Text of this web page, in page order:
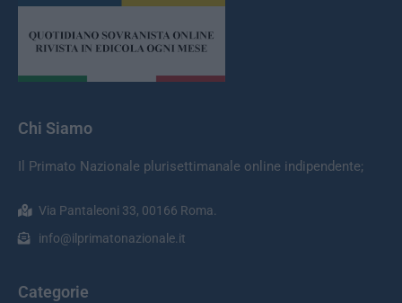
Chi Siamo
Il Primato Nazionale plurisettimanale online indipendente;
Via Pantaleoni 33, 00166 Roma.
info@ilprimatonazionale.it
Categorie